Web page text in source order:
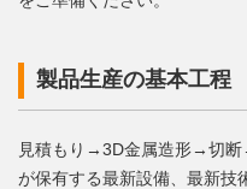
製品生産の基本工程
見積もり→3D金属造形→切
が保有する最新設備、最新技